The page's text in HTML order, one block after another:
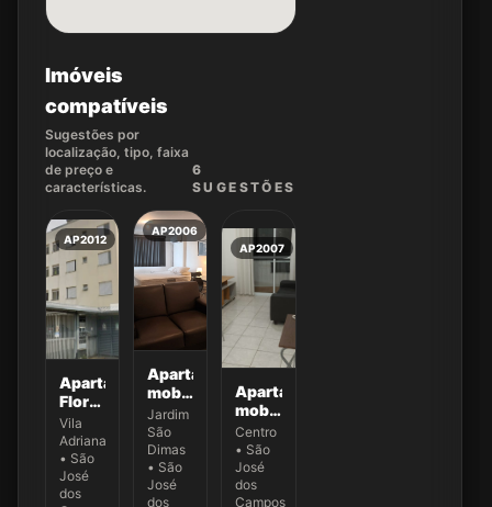
Imóveis
compatíveis
Sugestões por
localização, tipo, faixa
de preço e
características.
6
SUGESTÕES
AP2012
Apartamento
Flor
de
Ipê
com 2
dormitórios
na
Vila
Adriana
• São
José
dos
AP2006
Apartamento
mobiliado
de 1
dormitório
para
locação
no
Jardim
São
Dimas
• São
José
dos
AP2007
Apartamento
mobiliado
de 1
dormitório
para
locação
no
Centro
• São
José
dos
Campos